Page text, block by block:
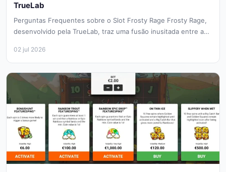
TrueLab
Perguntas Frequentes sobre o Slot Frosty Rage Frosty Rage,
desenvolvido pela TrueLab, traz uma fusão inusitada entre a
02 jul 2026